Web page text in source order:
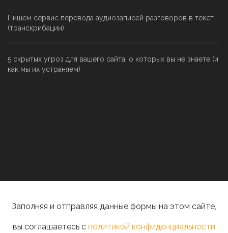
Пишем сервис перевода аудиозаписей разговоров в текст
(транскрибации)
5 скрытых угроз для вашего сайта, о которых вы не знаете (и
как мы их устраняем)
Заполняя и отправляя данные формы на этом сайте,
вы соглашаетесь с политикой конфиденциальности